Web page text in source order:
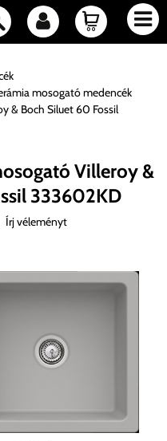
mosogató medencék
& Boch Siluet 60 Fossil
Villeroy &
333602KD
Írj véleményt